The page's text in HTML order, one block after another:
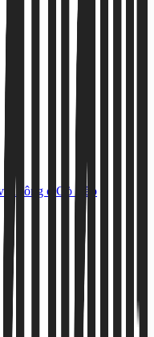
sông ở Gò Vấp